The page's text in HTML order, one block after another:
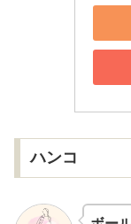
ハンコ